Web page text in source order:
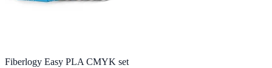
Fiberlogy Easy PLA CMYK set